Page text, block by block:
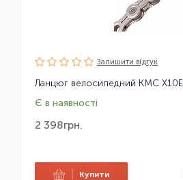
Залишити вiдгук
Є в наявності
2 398грн.
Купити